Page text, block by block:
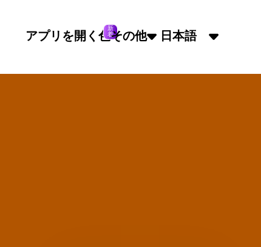
アプリを開く色新
着その他 日本語